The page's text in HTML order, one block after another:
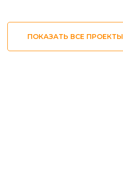
ПОКАЗАТЬ ВСЕ ПРОЕКТЫ